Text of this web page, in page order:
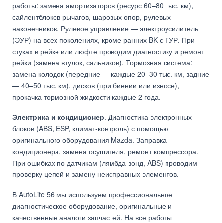
работы: замена амортизаторов (ресурс 60–80 тыс. км),
сайлентблоков рычагов, шаровых опор, рулевых
наконечников. Рулевое управление — электроусилитель
(ЭУР) на всех поколениях, кроме ранних BK с ГУР. При
стуках в рейке или люфте проводим диагностику и ремонт
рейки (замена втулок, сальников). Тормозная система:
замена колодок (передние — каждые 20–30 тыс. км, задние
— 40–50 тыс. км), дисков (при биении или износе),
прокачка тормозной жидкости каждые 2 года.
Электрика и кондиционер. Диагностика электронных
блоков (ABS, ESP, климат-контроль) с помощью
оригинального оборудования Mazda. Заправка
кондиционера, замена осушителя, ремонт компрессора.
При ошибках по датчикам (лямбда-зонд, ABS) проводим
проверку цепей и замену неисправных элементов.
В AutoLife 56 мы используем профессиональное
диагностическое оборудование, оригинальные и
качественные аналоги запчастей. На все работы